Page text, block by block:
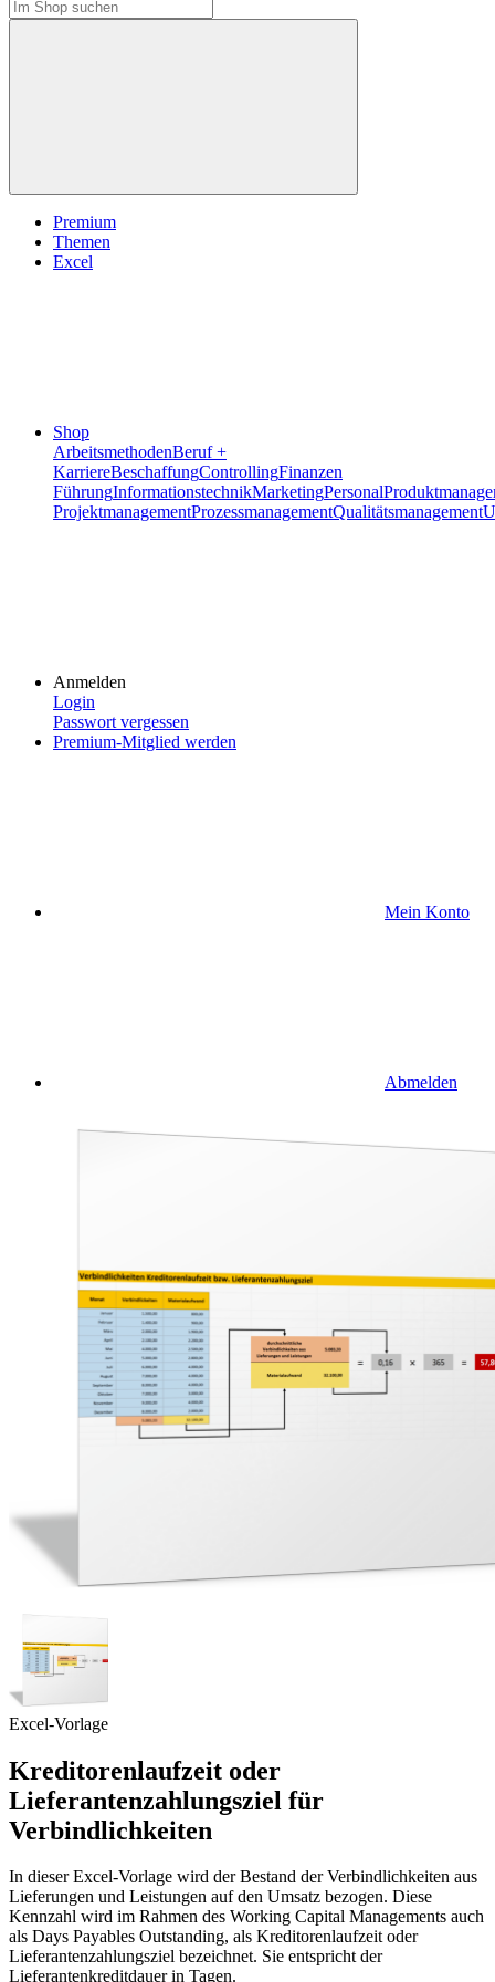
Premium
Themen
Excel
Shop
ArbeitsmethodenBeruf +
KarriereBeschaffungControllingFinanzen
FührungInformationstechnikMarketingPersonal
ProjektmanagementProzessmanagementQualitätsmanagement
Anmelden
Login
Passwort vergessen
Premium-Mitglied werden
Mein Konto
Abmelden
Excel-Vorlage
Kreditorenlaufzeit oder
Lieferantenzahlungsziel für
Verbindlichkeiten
In dieser Excel-Vorlage wird der Bestand der Verbindlichkeiten aus
Lieferungen und Leistungen auf den Umsatz bezogen. Diese
Kennzahl wird im Rahmen des Working Capital Managements auch
als Days Payables Outstanding, als Kreditorenlaufzeit oder
Lieferantenzahlungsziel bezeichnet. Sie entspricht der
Lieferantenkreditdauer in Tagen.